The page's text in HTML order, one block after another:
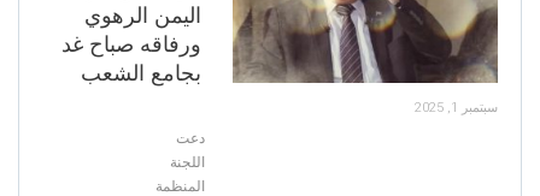
اليمن الرهوي
ورفاقه صباح غد
بجامع الشعب
سبتمبر 1, 2025
دعت
اللجنة
المنظمة